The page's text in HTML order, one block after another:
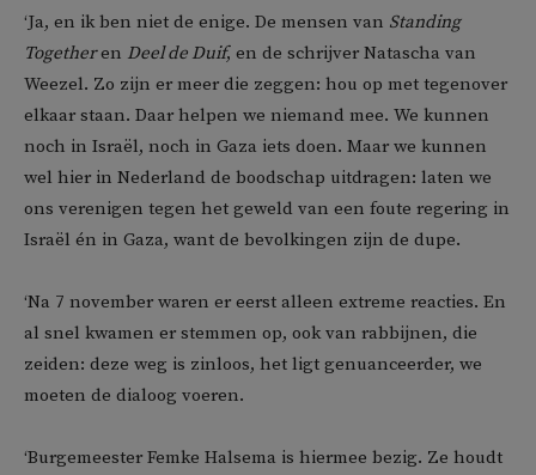
‘Ja, en ik ben niet de enige. De mensen van Standing
Togetheren Deel de Duif, en de schrijver Natascha van
Weezel. Zo zijn er meer die zeggen: hou op met tegenover
elkaar staan. Daar helpen we niemand mee. We kunnen
noch in Israël, noch in Gaza iets doen. Maar we kunnen
wel hier in Nederland de boodschap uitdragen: laten we
ons verenigen tegen het geweld van een foute regering in
Israël én in Gaza, want de bevolkingen zijn de dupe.
‘Na 7 november waren er eerst alleen extreme reacties. En
al snel kwamen er stemmen op, ook van rabbijnen, die
zeiden: deze weg is zinloos, het ligt genuanceerder, we
moeten de dialoog voeren.
‘Burgemeester Femke Halsema is hiermee bezig. Ze houdt